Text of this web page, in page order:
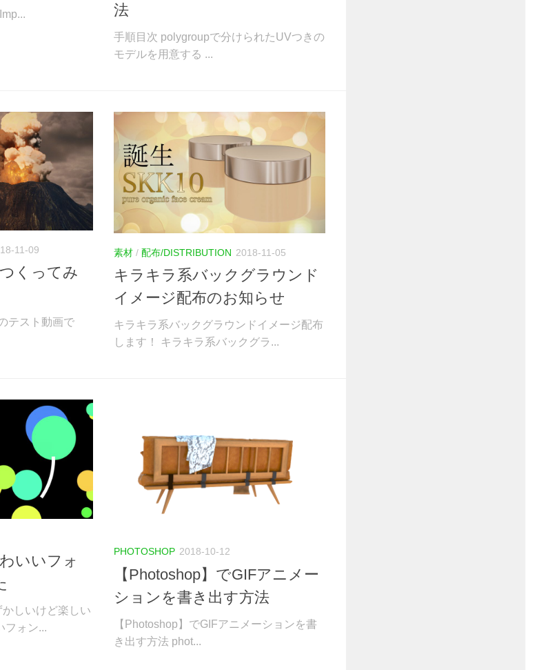
法
手順目次 polygroupで分けられたUVつきの
モデルを用意する ...
11-09
くってみ
テスト動画で
素材 / 配布/DISTRIBUTION 2018-11-05
キラキラ系バックグラウンド
イメージ配布のお知らせ
キラキラ系バックグラウンドイメージ配布
します！ キラキラ系バックグラ...
いいフォ
しいけど楽しい
フォン...
PHOTOSHOP 2018-10-12
【Photoshop】でGIFアニメー
ションを書き出す方法
【Photoshop】でGIFアニメーションを書
き出す方法 phot...